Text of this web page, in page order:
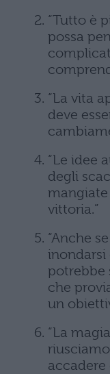
“Tutto è
possa
“La vita
deve
“Le idee
degli
mangiate
vittoria.”
“Anche
inondarsi
potrebbe
che
un
“La
accadere